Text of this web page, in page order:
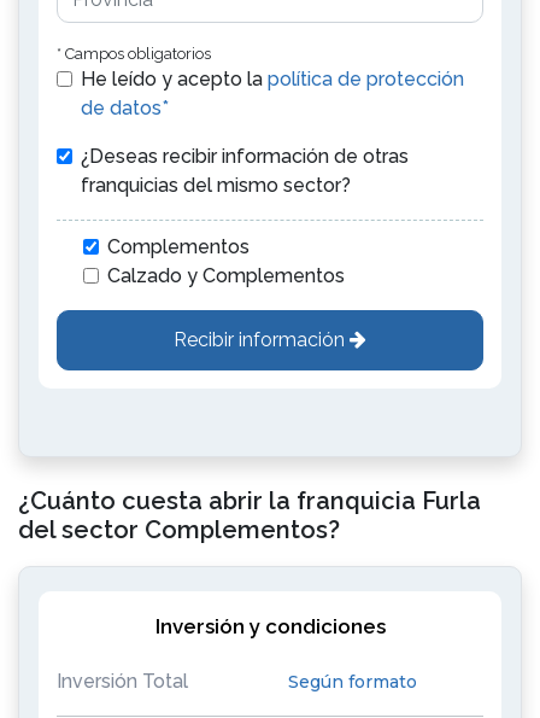
* Campos obligatorios
He leído y acepto la política de protección
de datos*
¿Deseas recibir información de otras
franquicias del mismo sector?
Complementos
Calzado y Complementos
Recibir información
¿Cuánto cuesta abrir la franquicia Furla
del sector Complementos?
Inversión y condiciones
Inversión Total Según formato